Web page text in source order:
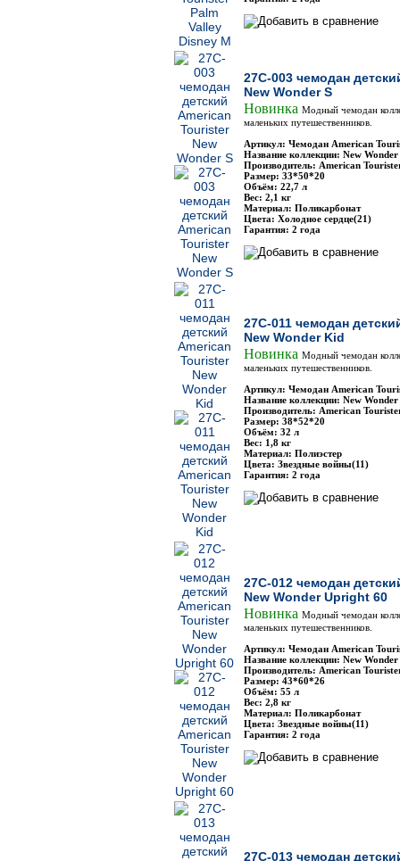
27C-003 чемодан
New Wonder S
Новинка Модный чемодан
маленьких путешественников.
Артикул: Чемодан American
Название коллекции: New
Производитель: American
Размер: 33*50*20
Объём: 22,7 л
Вес: 2,1 кг
Материал: Поликарбонат
Цвета: Холодное сердце(21)
Гарантия: 2 года
27C-011 чемодан
New Wonder Kid
Новинка Модный чемодан
маленьких путешественников.
Артикул: Чемодан American
Название коллекции: New
Производитель: American
Размер: 38*52*20
Объём: 32 л
Вес: 1,8 кг
Материал: Полиэстер
Цвета: Звездные войны(11)
Гарантия: 2 года
27C-012 чемодан
New Wonder Upright 60
Новинка Модный чемодан
маленьких путешественников.
Артикул: Чемодан American
Название коллекции: New
Производитель: American
Размер: 43*60*26
Объём: 55 л
Вес: 2,8 кг
Материал: Поликарбонат
Цвета: Звездные войны(11)
Гарантия: 2 года
27C-013 чемодан